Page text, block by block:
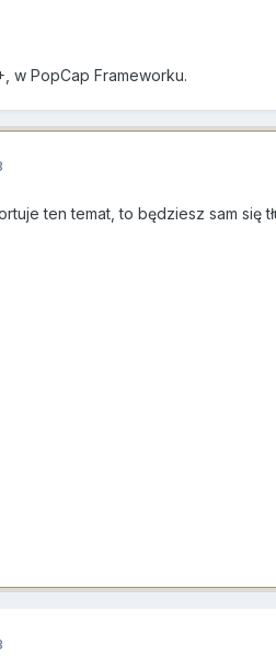
w PopCap Frameworku.
ten temat, to będziesz sam się